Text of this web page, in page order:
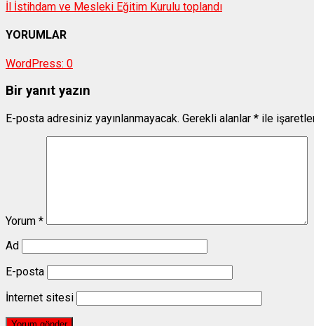
İl İstihdam ve Mesleki Eğitim Kurulu toplandı
YORUMLAR
WordPress: 0
Bir yanıt yazın
E-posta adresiniz yayınlanmayacak. Gerekli alanlar * ile
Yorum *
Ad
E-posta
İnternet sitesi